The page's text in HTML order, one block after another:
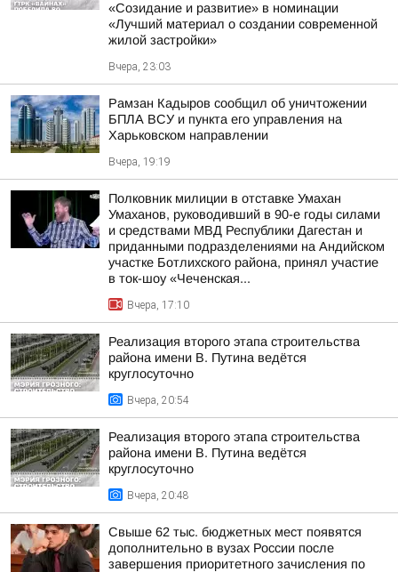
«Созидание и развитие» в номинации
«Лучший материал о создании современной
жилой застройки»
Вчера, 23:03
Рамзан Кадыров сообщил об уничтожении
БПЛА ВСУ и пункта его управления на
Харьковском направлении
Вчера, 19:19
Полковник милиции в отставке Умахан
Умаханов, руководивший в 90-е годы силами
и средствами МВД Республики Дагестан и
приданными подразделениями на Андийском
участке Ботлихского района, принял участие
в ток-шоу «Чеченская...
Вчера, 17:10
Реализация второго этапа строительства
района имени В. Путина ведётся
круглосуточно
Вчера, 20:54
Реализация второго этапа строительства
района имени В. Путина ведётся
круглосуточно
Вчера, 20:48
Свыше 62 тыс. бюджетных мест появятся
дополнительно в вузах России после
завершения приоритетного зачисления по